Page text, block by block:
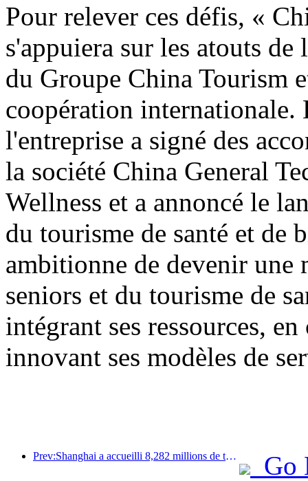
Pour relever ces défis, «
s'appuiera sur les atouts
du Groupe China Tourism
coopération internationale.
l'entreprise a signé des
la société China General
Wellness et a annoncé le
du tourisme de santé et de
ambitionne de devenir une
seniors et du tourisme de
intégrant ses ressources,
innovant ses modèles de
Prev:Shanghai a accueilli 8,282 millions de touristes étrangers au cours des onze premiers mois de l'année, dépassant ainsi les prévisions initiales.
Go